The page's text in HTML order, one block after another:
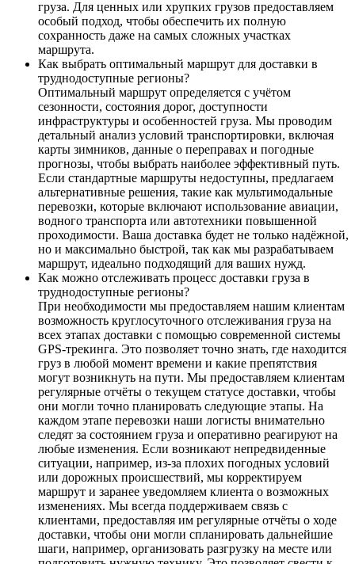
груза. Для ценных или хрупких грузов предоставляем
особый подход, чтобы обеспечить их полную
сохранность даже на самых сложных участках
маршрута.
Как выбрать оптимальный маршрут для доставки в
труднодоступные регионы?
Оптимальный маршрут определяется с учётом
сезонности, состояния дорог, доступности
инфраструктуры и особенностей груза. Мы проводим
детальный анализ условий транспортировки, включая
карты зимников, данные о переправах и погодные
прогнозы, чтобы выбрать наиболее эффективный путь.
Если стандартные маршруты недоступны, предлагаем
альтернативные решения, такие как мультимодальные
перевозки, которые включают использование авиации,
водного транспорта или автотехники повышенной
проходимости. Ваша доставка будет не только надёжной,
но и максимально быстрой, так как мы разрабатываем
маршрут, идеально подходящий для ваших нужд.
Как можно отслеживать процесс доставки груза в
труднодоступные регионы?
При необходимости мы предоставляем нашим клиентам
возможность круглосуточного отслеживания груза на
всех этапах доставки с помощью современной системы
GPS-трекинга. Это позволяет точно знать, где находится
груз в любой момент времени и какие препятствия
могут возникнуть на пути. Мы предоставляем клиентам
регулярные отчёты о текущем статусе доставки, чтобы
они могли точно планировать следующие этапы. На
каждом этапе перевозки наши логисты внимательно
следят за состоянием груза и оперативно реагируют на
любые изменения. Если возникают непредвиденные
ситуации, например, из-за плохих погодных условий
или дорожных происшествий, мы корректируем
маршрут и заранее уведомляем клиента о возможных
изменениях. Мы всегда поддерживаем связь с
клиентами, предоставляя им регулярные отчёты о ходе
доставки, чтобы они могли спланировать дальнейшие
шаги, например, организовать разгрузку на месте или